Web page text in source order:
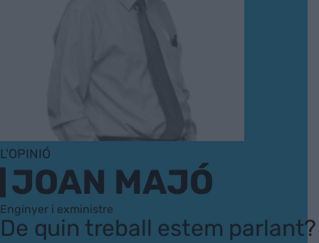
L'OPINIÓ
JOAN MAJÓ
Enginyer i exministre
De quin treball estem parlant?